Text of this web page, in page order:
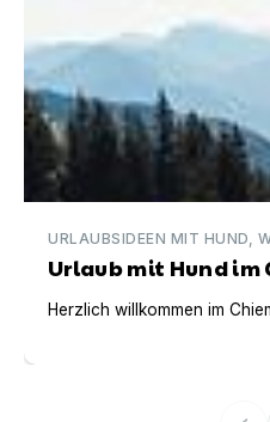
URLAUBSIDEEN MIT HUND,
Urlaub mit Hund im
Herzlich willkommen im